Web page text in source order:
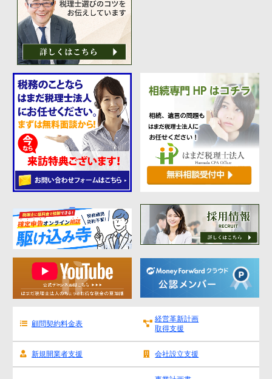
顧問契約料金表
経営革新計画
取得支援
新規開業者支援 会社設立支援